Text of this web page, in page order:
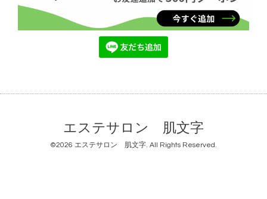
エステサロン 肌文字
©2026 エステサロン 肌文字. All Rights Reserved.